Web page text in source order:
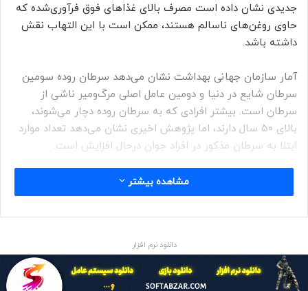
جدیدی نشان داده است مصرف بالای غذاهای فوق فرآوری‌شده که
حاوی روغن‌های ناسالم هستند، ممکن است با این التهاب نقش
داشته باشد.
آمار سازمان جهانی بهداشت نشان می‌دهد سرطان روده سومین
سرطان شایع در دنیا و دومین عامل اصلی مرگ‌ومیر ناشی از
سرطان است. بیشتر افرادی که به سرطان روده دچار می‌شوند،
بالای ۵۰ سال دارند، اما پژوهش اخیری نشان می‌دهد تعداد موارد
ابتلا به سرطان مذکور در افراد جوان درحال افزایش است.
مرگ‌ومیر ناشی از سرطان است
در سرطان روده، فرایندهای التهاب و رفع التهاب در بدن (زنگ‌های
خطری که سلول‌های بدن را برای مبارزه با بیماری فعال می‌کنند یا
مشاهده بیشتر
دانلود نرم افزار